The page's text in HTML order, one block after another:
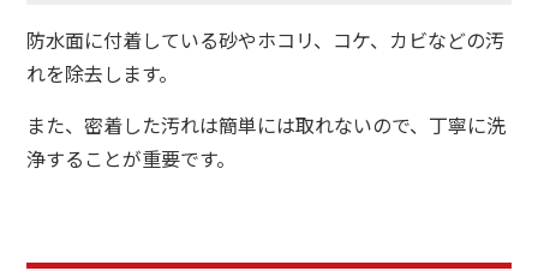
防水面に付着している砂やホコリ、コケ、カビなどの汚
れを除去します。
また、密着した汚れは簡単には取れないので、丁寧に洗
浄することが重要です。